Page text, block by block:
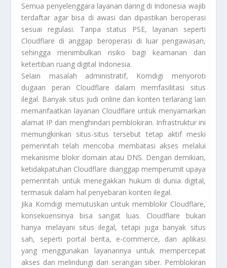
Semua penyelenggara layanan daring di Indonesia wajib
terdaftar agar bisa di awasi dan dipastikan beroperasi
sesuai regulasi. Tanpa status PSE, layanan seperti
Cloudflare di anggap beroperasi di luar pengawasan,
sehingga menimbulkan risiko bagi keamanan dan
ketertiban ruang digital Indonesia.
Selain masalah administratif, Komdigi menyoroti
dugaan peran Cloudflare dalam memfasilitasi situs
ilegal. Banyak situs judi online dan konten terlarang lain
memanfaatkan layanan Cloudflare untuk menyamarkan
alamat IP dan menghindari pemblokiran. Infrastruktur ini
memungkinkan situs-situs tersebut tetap aktif meski
pemerintah telah mencoba membatasi akses melalui
mekanisme blokir domain atau DNS. Dengan demikian,
ketidakpatuhan Cloudflare dianggap memperumit upaya
pemerintah untuk menegakkan hukum di dunia digital,
termasuk dalam hal penyebaran konten ilegal.
Jika Komdigi memutuskan untuk memblokir Cloudflare,
konsekuensinya bisa sangat luas. Cloudflare bukan
hanya melayani situs ilegal, tetapi juga banyak situs
sah, seperti portal berita, e-commerce, dan aplikasi
yang menggunakan layanannya untuk mempercepat
akses dan melindungi dari serangan siber. Pemblokiran